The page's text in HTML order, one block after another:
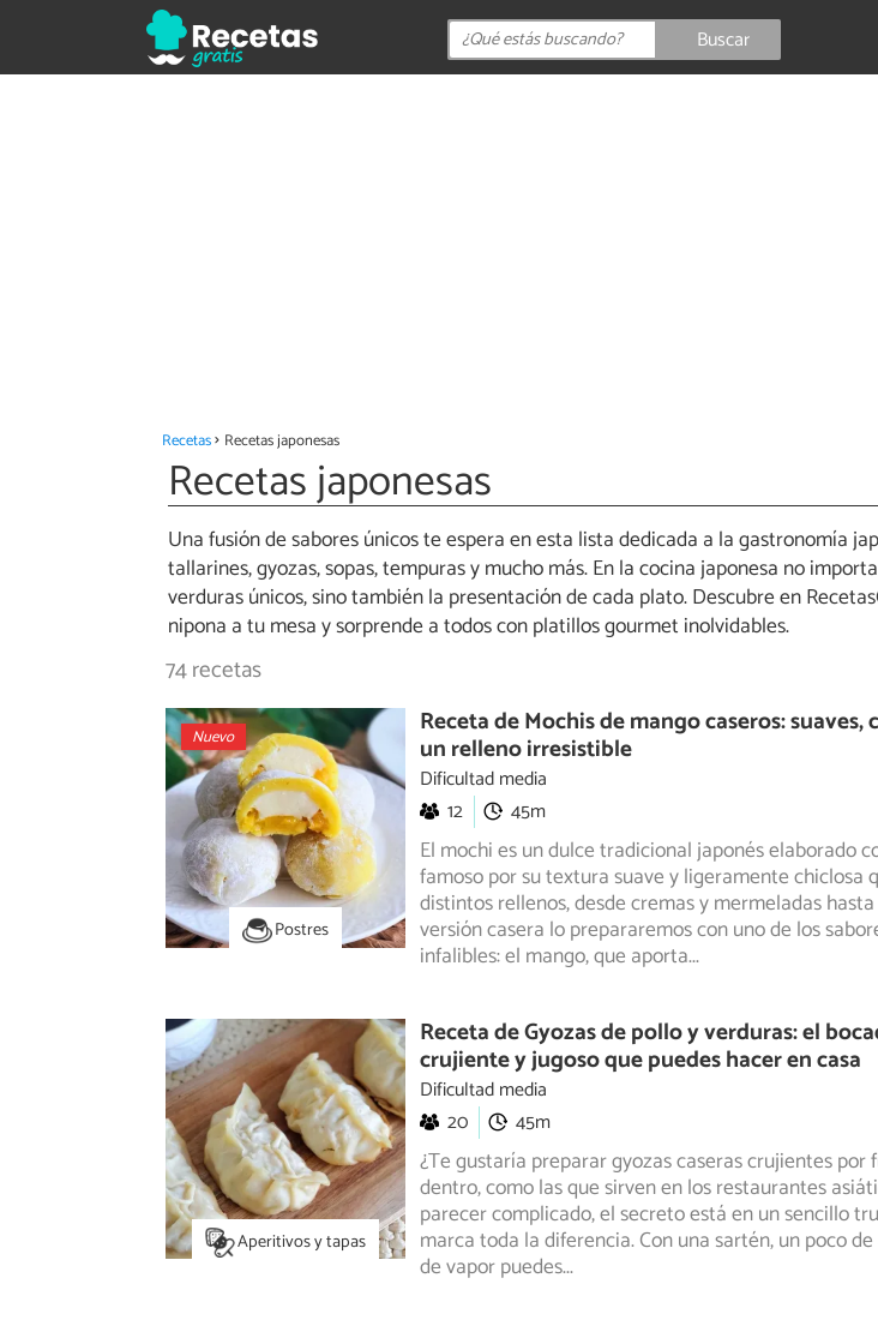
Buscar
Recetas Recetas japonesas
Recetas japonesas
Una fusión de sabores únicos te espera en esta lista dedicada a la gastronomía
tallarines, gyozas, sopas, tempuras y mucho más. En la cocina japonesa no
verduras únicos, sino también la presentación de cada plato. Descubre en
nipona a tu mesa y sorprende a todos con platillos gourmet inolvidables.
74 recetas
Postres
Receta de Mochis de mango caseros: suaves,
un relleno irresistible
Dificultad media
Nuevo
12 45m
El mochi es un dulce tradicional japonés elaborado
famoso por su textura suave y ligeramente chiclosa
distintosrellenos, desde cremas y mermeladas
versión casera lo prepararemos con uno de los
infalibles: el mango, que aporta...
Aperitivos y tapas
Receta de Gyozas de pollo y verduras: el
crujiente y jugoso que puedes hacer en casa
Dificultad media
20
45m
¿Te gustaría preparar gyozas caseras crujientes por
dentro, como las que sirven en los restaurantes
parecer complicado, el secreto está en un sencillo
marca toda la diferencia. Con una sartén, un poco
de vapor puedes...